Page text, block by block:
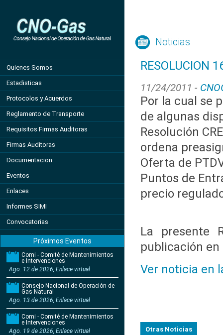
Quienes Somos
Estadisticas
Protocolos y Acuerdos
Reglamento de Transporte
Requisitos Firmas Auditoras
Firmas Auditoras
Documentacion
Eventos
Enlaces
Informes SIMI
Convocatorias
Próximos Eventos
Comi - Comité de Mantenimientos
e Intervenciones
Ago. 12 de 2026, Enlace virtual
Consejo Nacional de Operación de
Gas Natural
Ago. 13 de 2026, Enlace virtual
Comi - Comité de Mantenimientos
e Intervenciones
Ago. 19 de 2026, Enlace virtual
Noticias
RESOLUCION
11/24/2011 -
Por la cual se
de algunas
Resolución
ordena
Oferta de
Puntos de
precio
La presente
publicación en
Ver noticia en
Otras Noticias